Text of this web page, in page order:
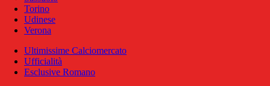
Torino
Udinese
Verona
Ultimissime Calciomercato
Ufficialità
Esclusive Romano